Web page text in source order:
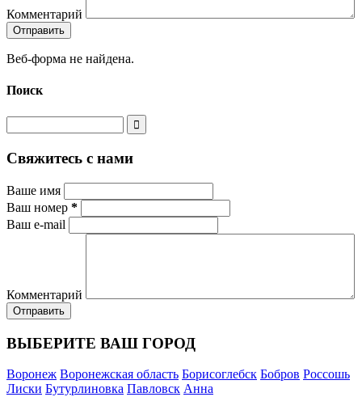
Комментарий
Веб-форма не найдена.
Поиск
Свяжитесь с нами
Ваше имя
Ваш номер *
Ваш e-mail
Комментарий
ВЫБЕРИТЕ ВАШ ГОРОД
Воронеж Воронежская область Борисоглебск Бобров Россошь
Лиски Бутурлиновка Павловск Анна